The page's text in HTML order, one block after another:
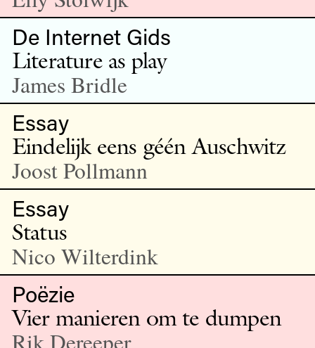
De Internet Gids
Literature as play
James Bridle
Essay
Eindelijk eens géén Auschwitz
Joost Pollmann
Essay
Status
Nico Wilterdink
Poëzie
Vier manieren om te dumpen
Rik Dereeper